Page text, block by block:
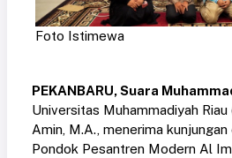
Foto Istimewa
PEKANBARU, Suara
Universitas Muhammadiyah Riau
Amin, M.A., menerima
Pondok Pesantren Modern Al